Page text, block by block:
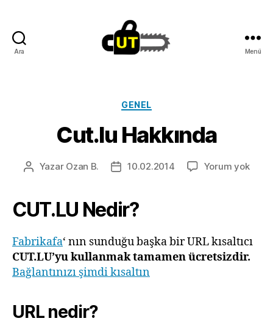
Ara Menü
Kategoriler
GENEL
Cut.lu Hakkında
Yazının
Yazar Ozan B.
Yazı10.02.2014 Yorum yok
CUT.LU Nedir?
Fabrikafa‘ nın sunduğu başka bir URL kısaltıcı
CUT.LU’yu kullanmak tamamen ücretsizdir.
Bağlantınızı şimdi kısaltın
URL nedir?